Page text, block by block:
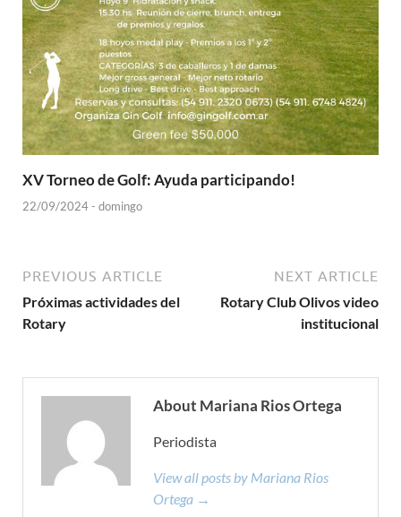
XV Torneo de Golf: Ayuda participando!
22/09/2024 - domingo
PREVIOUS ARTICLE
Próximas actividades del
Rotary
NEXT ARTICLE
Rotary Club Olivos video
institucional
About Mariana Rios Ortega
Periodista
View all posts by Mariana Rios
Ortega →